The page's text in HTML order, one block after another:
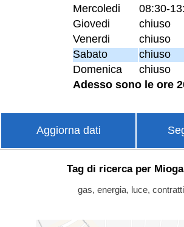
Mercoledi
08:30-
Giovedi
chiuso
Venerdi
chiuso
Sabato
chiuso
Domenica
chiuso
Adesso sono le ore
Aggiorna dati
Tag di ricerca per
gas, energia, luce,